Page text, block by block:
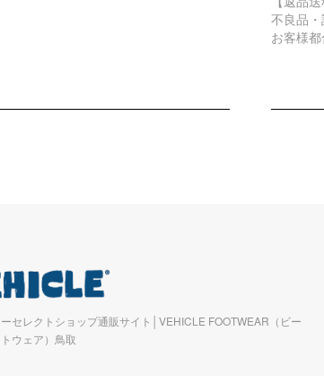
不良品
お客様
セレクトショップ通販サイト│VEHICLE FOOTWEAR（ビー
ウェア）鳥取